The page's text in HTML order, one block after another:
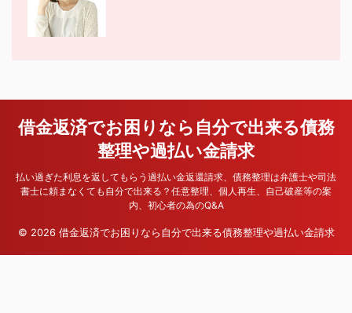
借金返済でお困りなら自分で出来る債務
整理や過払い金請求
払い過ぎた利息を返してもらう過払い金返還請求、債務整理は弁護士や司法
書士に頼まなくても自分で出来る？任意整理、個人再生、自己破産等の案
内、初心者の為のQ&A
© 2026 借金返済でお困りなら自分で出来る債務整理や過払い金請求